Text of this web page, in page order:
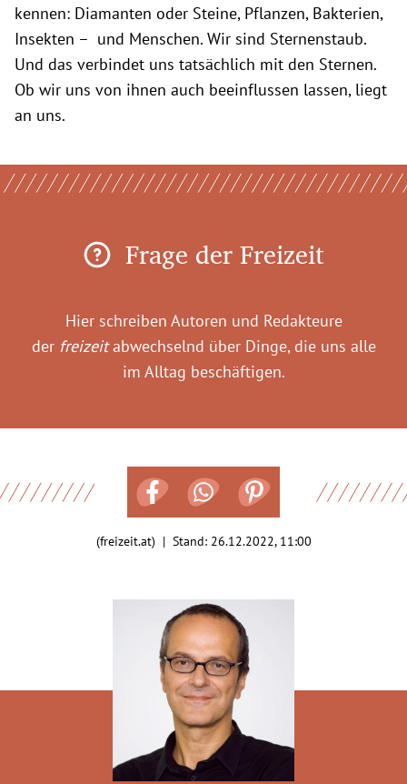
kennen: Diamanten oder Steine, Pflanzen, Bakterien,
Insekten – und Menschen. Wir sind Sternenstaub.
Und das verbindet uns tatsächlich mit den Sternen.
Ob wir uns von ihnen auch beeinflussen lassen, liegt
an uns.
Frage der Freizeit
Hier schreiben Autoren und Redakteure
der freizeitabwechselnd über Dinge, die uns alle
im Alltag beschäftigen.
(freizeit.at) | Stand: 26.12.2022, 11:00